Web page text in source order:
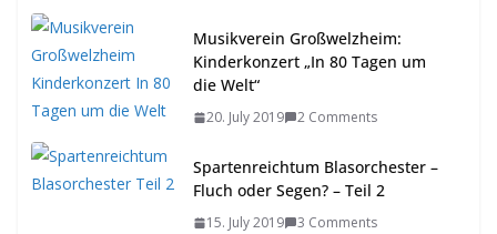
Musikverein Großwelzheim:
Kinderkonzert „In 80 Tagen um
die Welt“
20. July 2019 2 Comments
Spartenreichtum Blasorchester –
Fluch oder Segen? – Teil 2
15. July 2019 3 Comments